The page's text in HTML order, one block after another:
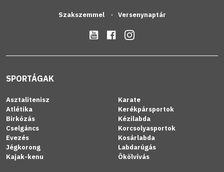
Szakszemmel Versenynaptár
SPORTÁGAK
Asztalitenisz
Atlétika
Birkózás
Cselgáncs
Evezés
Jégkorong
Kajak-kenu
Karate
Kerékpársportok
Kézilabda
Korcsolyasportok
Kosárlabda
Labdarúgás
Ökölvívás